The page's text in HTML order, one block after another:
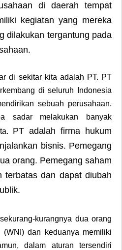
di daerah tempat
kegiatan yang mereka
dilakukan tergantung pada
di sekitar kita adalah PT. PT
di seluruh Indonesia
sebuah perusahaan.
sadar melakukan banyak
PT adalah firma hukum
bisnis. Pemegang
orang. Pemegang saham
terbatas dan dapat diubah
kurangnya dua orang
dan keduanya memiliki
dalam aturan tersendiri